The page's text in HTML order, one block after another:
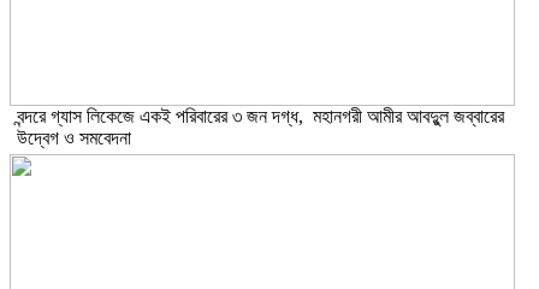
বন্দরে গ্যাস লিকেজে একই পরিবারের ৩ জন দগ্ধ, মহানগরী আমীর আবদুুল জব্বারের
উদ্বেগ ও সমবেদনা